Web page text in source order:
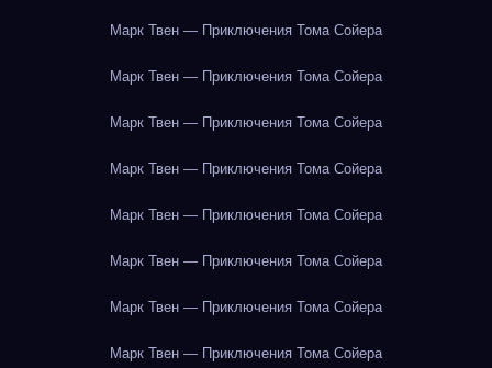
Марк Твен — Приключения Тома Сойера
Марк Твен — Приключения Тома Сойера
Марк Твен — Приключения Тома Сойера
Марк Твен — Приключения Тома Сойера
Марк Твен — Приключения Тома Сойера
Марк Твен — Приключения Тома Сойера
Марк Твен — Приключения Тома Сойера
Марк Твен — Приключения Тома Сойера